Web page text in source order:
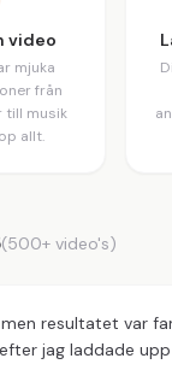
video
mjuka
från
till musik
allt.
(500+ video's)
resultatet var
jag laddade